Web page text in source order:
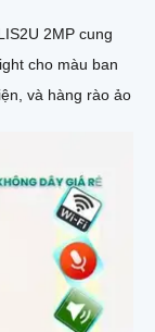
2MP cung
cho màu ban
và hàng rào ảo